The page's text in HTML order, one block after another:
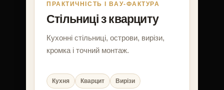
ПРАКТИЧНІСТЬ І ВАУ-ФАКТУРА
Стільниці з кварциту
Кухонні стільниці, острови, вирізи,
кромка і точний монтаж.
Кухня Кварцит Вирізи